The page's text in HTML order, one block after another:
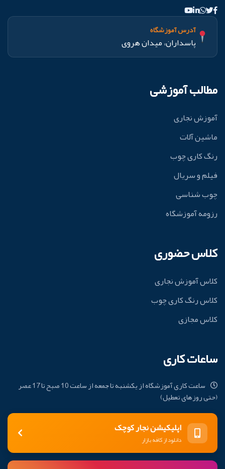
آدرس آموزشگاه
پاسداران، میدان هروی
مطالب آموزشی
آموزش نجاری
ماشین آلات
رنگ کاری چوب
فیلم و سریال
چوب شناسی
رزومه آموزشگاه
کلاس حضوری
کلاس آموزش نجاری
کلاس رنگ کاری چوب
کلاس مجازی
ساعات کاری
ساعت کاری آموزشگاه از یکشنبه تا جمعه از ساعت 10 صبح تا 17 عصر
(حتی روزهای تعطیل)
اپلیکیشن نجار کوچک
دانلود از کافه بازار